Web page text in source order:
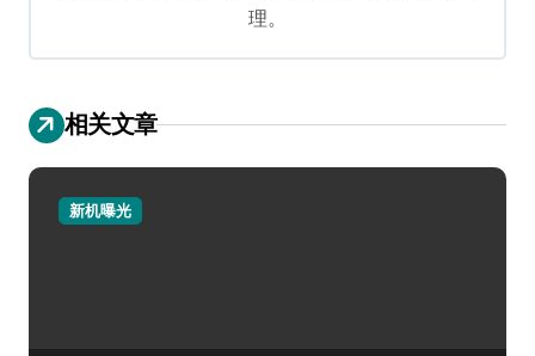
理。
相关文章
新机曝光